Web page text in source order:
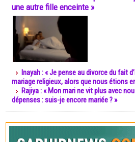
une autre fille enceinte »
Inayah : « Je pense au divorce du fait
mariage religieux, alors que nous étions
Rajiya : « Mon mari ne vit plus avec
dépenses : suis-je encore mariée ? »